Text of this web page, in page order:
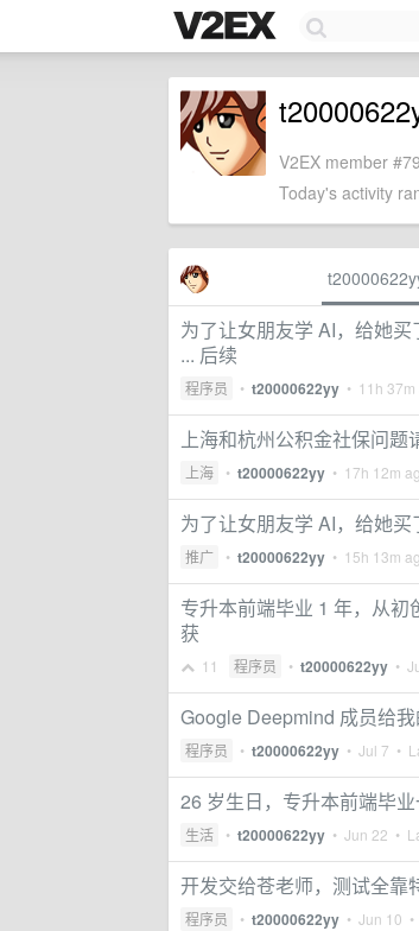
V2EX member
Today's activity
为了让女朋友学 AI，给她
... 后续
程序员 • t20000622yy • 11h 37m
上海和杭州公积金社保问题
上海 • t20000622yy • 17h 12m
为了让女朋友学 AI，给她
推广 • t20000622yy • 15h 13m
专升本前端毕业 1 年，从
获
11 程序员 • t20000622yy •
Google Deepmind 成员给
程序员 • t20000622yy • Jul 7 •
26 岁生日，专升本前端毕
生活 • t20000622yy • Jun 22 •
开发交给苍老师，测试全
程序员 • t20000622yy • Jun 10